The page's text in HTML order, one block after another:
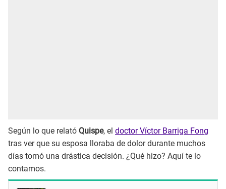
Según lo que relató Quispe, el doctor Víctor Barriga Fong
tras ver que su esposa lloraba de dolor durante muchos
días tomó una drástica decisión. ¿Qué hizo? Aquí te lo
contamos.